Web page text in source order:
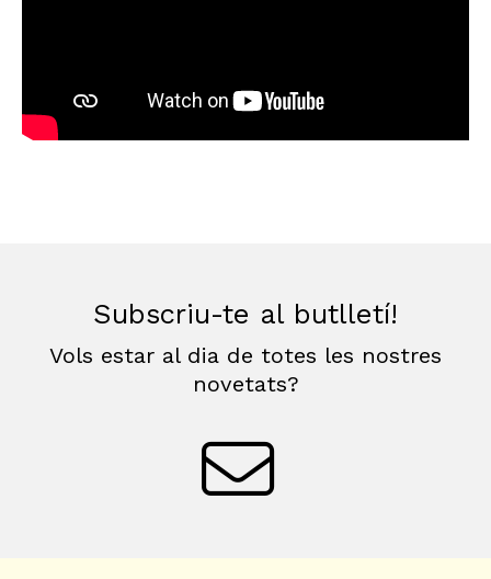
Subscriu-te al butlletí!
Vols estar al dia de totes les nostres
novetats?